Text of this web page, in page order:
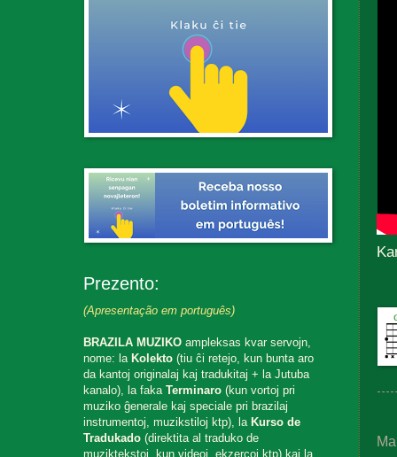
Prezento:
(Apresentação em português)
BRAZILA MUZIKO ampleksas kvar servojn,
nome: la Kolekto (tiu ĉi retejo, kun bunta aro
da kantoj originalaj kaj tradukitaj + la Jutuba
kanalo), la fakaTerminaro (kun vortoj pri
muziko ĝenerale kaj speciale pri brazilaj
instrumentoj, muzikstiloj ktp), la Kurso de
Tradukado (direktita al traduko de
muziktekstoj, kun videoj, ekzercoj ktp) kaj la